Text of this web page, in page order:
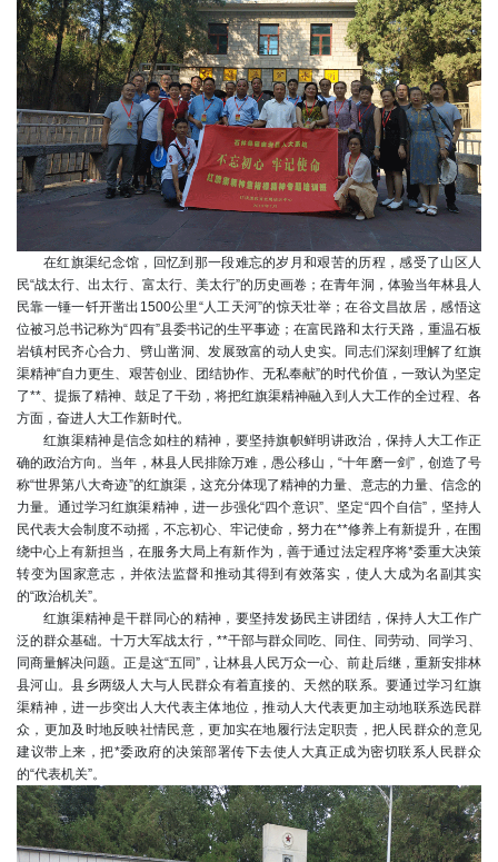
在红旗渠纪念馆，回忆到那一段难忘的岁月和艰苦的历程，感受了山区人
民“战太行、出太行、富太行、美太行”的历史画卷；在青年洞，体验当年林县人
民靠一锤一钎开凿出1500公里“人工天河”的惊天壮举；在谷文昌故居，感悟这
位被习总书记称为“四有”县委书记的生平事迹；在富民路和太行天路，重温石板
岩镇村民齐心合力、劈山凿洞、发展致富的动人史实。同志们深刻理解了红旗
渠精神“自力更生、艰苦创业、团结协作、无私奉献”的时代价值，一致认为坚定
了**、提振了精神、鼓足了干劲，将把红旗渠精神融入到人大工作的全过程、各
方面，奋进人大工作新时代。
红旗渠精神是信念如柱的精神，要坚持旗帜鲜明讲政治，保持人大工作正
确的政治方向。当年，林县人民排除万难，愚公移山，“十年磨一剑”，创造了号
称“世界第八大奇迹”的红旗渠，这充分体现了精神的力量、意志的力量、信念的
力量。通过学习红旗渠精神，进一步强化“四个意识”、坚定“四个自信”，坚持人
民代表大会制度不动摇，不忘初心、牢记使命，努力在**修养上有新提升，在围
绕中心上有新担当，在服务大局上有新作为，善于通过法定程序将*委重大决策
转变为国家意志，并依法监督和推动其得到有效落实，使人大成为名副其实
的“政治机关”。
红旗渠精神是干群同心的精神，要坚持发扬民主讲团结，保持人大工作广
泛的群众基础。十万大军战太行，**干部与群众同吃、同住、同劳动、同学习、
同商量解决问题。正是这“五同”，让林县人民万众一心、前赴后继，重新安排林
县河山。县乡两级人大与人民群众有着直接的、天然的联系。要通过学习红旗
渠精神，进一步突出人大代表主体地位，推动人大代表更加主动地联系选民群
众，更加及时地反映社情民意，更加实在地履行法定职责，把人民群众的意见
建议带上来，把*委政府的决策部署传下去使人大真正成为密切联系人民群众
的“代表机关”。